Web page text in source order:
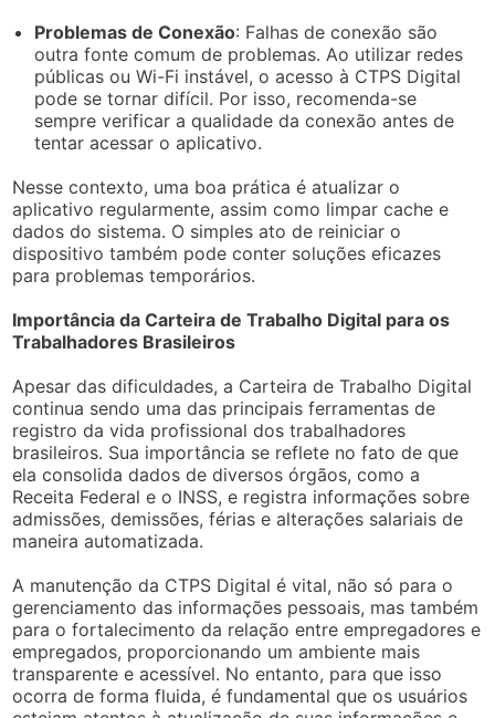
Problemas de Conexão: Falhas de conexão são
outra fonte comum de problemas. Ao utilizar redes
públicas ou Wi-Fi instável, o acesso à CTPS Digital
pode se tornar difícil. Por isso, recomenda-se
sempre verificar a qualidade da conexão antes de
tentar acessar o aplicativo.
Nesse contexto, uma boa prática é atualizar o
aplicativo regularmente, assim como limpar cache e
dados do sistema. O simples ato de reiniciar o
dispositivo também pode conter soluções eficazes
para problemas temporários.
Importância da Carteira de Trabalho Digital para os
Trabalhadores Brasileiros
Apesar das dificuldades, a Carteira de Trabalho Digital
continua sendo uma das principais ferramentas de
registro da vida profissional dos trabalhadores
brasileiros. Sua importância se reflete no fato de que
ela consolida dados de diversos órgãos, como a
Receita Federal e o INSS, e registra informações sobre
admissões, demissões, férias e alterações salariais de
maneira automatizada.
A manutenção da CTPS Digital é vital, não só para o
gerenciamento das informações pessoais, mas também
para o fortalecimento da relação entre empregadores e
empregados, proporcionando um ambiente mais
transparente e acessível. No entanto, para que isso
ocorra de forma fluida, é fundamental que os usuários